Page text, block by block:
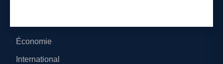
Économie
International